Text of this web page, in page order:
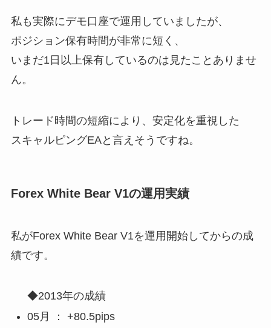
私も実際にデモ口座で運用していましたが、
ポジション保有時間が非常に短く、
いまだ1日以上保有しているのは見たことありませ
ん。
トレード時間の短縮により、安定化を重視した
スキャルピングEAと言えそうですね。
Forex White Bear V1の運用実績
私がForex White Bear V1を運用開始してからの成
績です。
◆2013年の成績
05月 ： +80.5pips